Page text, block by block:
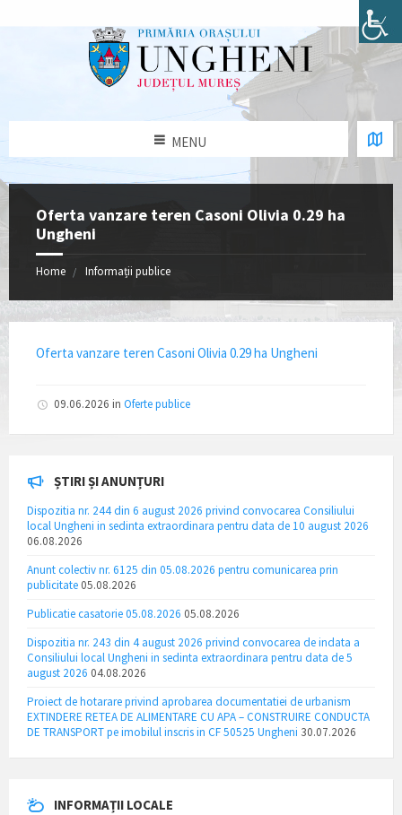
MENU
Oferta vanzare teren Casoni Olivia 0.29 ha
Ungheni
Home Informații publice
Oferta vanzare teren Casoni Olivia 0.29 ha Ungheni
09.06.2026 in Oferte publice
ȘTIRI ȘI ANUNȚURI
Dispozitia nr. 244 din 6 august 2026 privind convocarea Consiliului
local Ungheni in sedinta extraordinara pentru data de 10 august 2026
06.08.2026
Anunt colectiv nr. 6125 din 05.08.2026 pentru comunicarea prin
publicitate 05.08.2026
Publicatie casatorie 05.08.2026 05.08.2026
Dispozitia nr. 243 din 4 august 2026 privind convocarea de indata a
Consiliului local Ungheni in sedinta extraordinara pentru data de 5
august 2026 04.08.2026
Proiect de hotarare privind aprobarea documentatiei de urbanism
EXTINDERE RETEA DE ALIMENTARE CU APA – CONSTRUIRE CONDUCTA
DE TRANSPORT pe imobilul inscris in CF 50525 Ungheni 30.07.2026
INFORMAȚII LOCALE